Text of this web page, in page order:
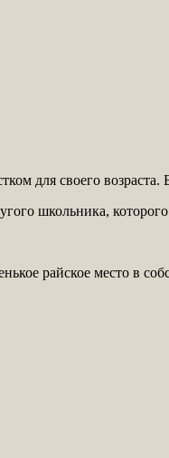
для своего
школьника,
райское место в